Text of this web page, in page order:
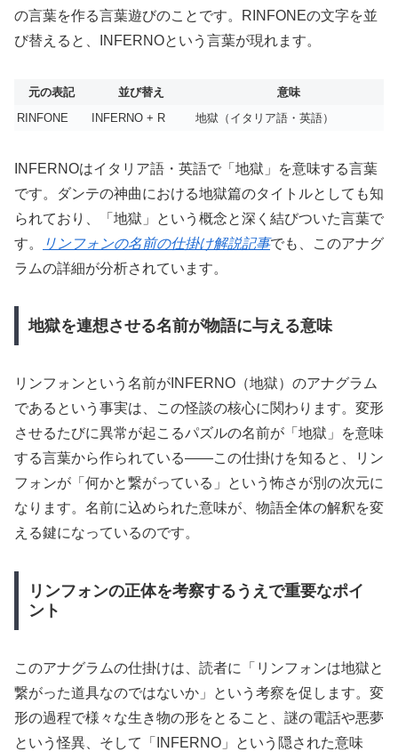
の言葉を作る言葉遊びのことです。RINFONEの文字を並
び替えると、INFERNOという言葉が現れます。
元の表記 並び替え
意味
RINFONE
INFERNO + R 地獄（イタリア語・英語）
INFERNOはイタリア語・英語で「地獄」を意味する言葉
です。ダンテの神曲における地獄篇のタイトルとしても知
られており、「地獄」という概念と深く結びついた言葉で
す。
リンフォンの名前の仕掛け解説記事でも、このアナグ
ラムの詳細が分析されています。
地獄を連想させる名前が物語に与える意味
リンフォンという名前がINFERNO（地獄）のアナグラム
であるという事実は、この怪談の核心に関わります。変形
させるたびに異常が起こるパズルの名前が「地獄」を意味
する言葉から作られている——この仕掛けを知ると、リン
フォンが「何かと繋がっている」という怖さが別の次元に
なります。名前に込められた意味が、物語全体の解釈を変
える鍵になっているのです。
リンフォンの正体を考察するうえで重要なポイ
ント
このアナグラムの仕掛けは、読者に「リンフォンは地獄と
繋がった道具なのではないか」という考察を促します。変
形の過程で様々な生き物の形をとること、謎の電話や悪夢
という怪異、そして「INFERNO」という隠された意味